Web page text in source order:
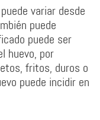
puede variar desde
puede
puede ser
huevo, por
fritos, duros o
puede incidir en